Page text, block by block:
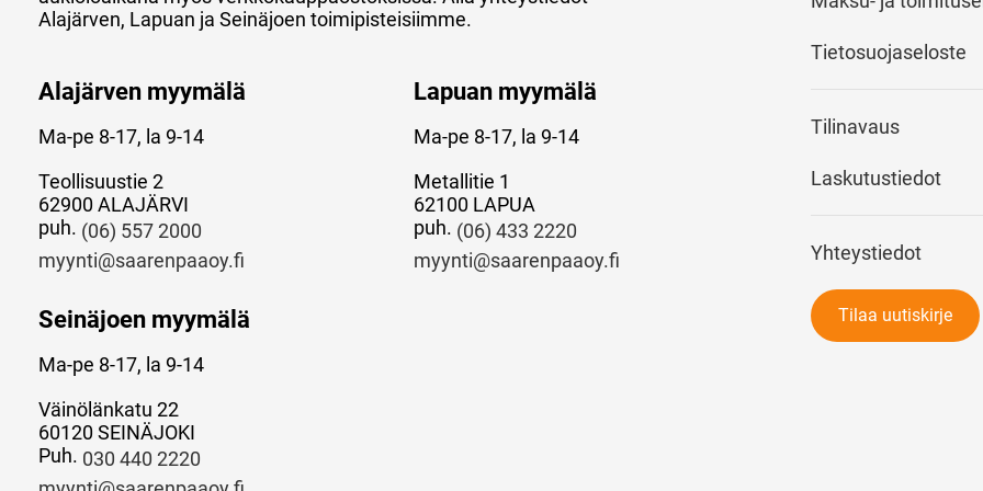
Alajärven, Lapuan ja Seinäjoen toimipisteisiimme.
Alajärven myymälä
Ma-pe 8-17, la 9-14
Teollisuustie 2
62900 ALAJÄRVI
puh. (06) 557 2000
myynti@saarenpaaoy.fi
Lapuan myymälä
Ma-pe 8-17, la 9-14
Metallitie 1
62100 LAPUA
puh. (06) 433 2220
myynti@saarenpaaoy.fi
Seinäjoen myymälä
Ma-pe 8-17, la 9-14
Väinölänkatu 22
60120 SEINÄJOKI
Puh. 030 440 2220
Tietosuojaseloste
Tilinavaus
Laskutustiedot
Yhteystiedot
Tilaa uutiskirje